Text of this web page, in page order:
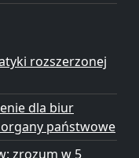
rozszerzonej
dla biur
państwowe
zrozum w 5